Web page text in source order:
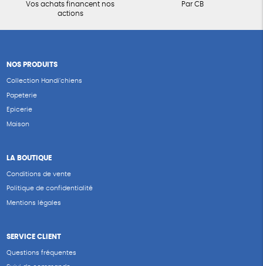
Vos achats financent nos
actions
Par CB
NOS PRODUITS
Collection Handi’chiens
Papeterie
Epicerie
Maison
LA BOUTIQUE
Conditions de vente
Politique de confidentialité
Mentions légales
SERVICE CLIENT
Questions fréquentes